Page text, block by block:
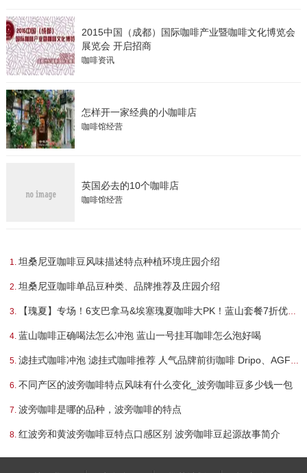
2015中国（成都）国际咖啡产业暨咖啡文化博览会
展览会 开启招商
咖啡资讯
怎样开一家经典的小咖啡店
咖啡馆经营
英国必去的10个咖啡店
咖啡馆经营
坦桑尼亚咖啡豆风味描述特点种植环境庄园介绍
坦桑尼亚咖啡单品豆种类、品牌推荐及庄园介绍
【瑰夏】专场！6支巴拿马&埃塞瑰夏咖啡大PK！蓝山套餐7折优惠！
蓝山咖啡正确喝法怎么冲泡 蓝山一号挂耳咖啡怎么泡好喝
滤挂式咖啡冲泡 滤挂式咖啡推荐 人气品牌前街咖啡 Dripo、AGF Blend...
不同产区的波旁咖啡特点风味有什么变化_波旁咖啡豆多少钱一包
波旁咖啡是哪的品种，波旁咖啡的特点
红波旁和黄波旁咖啡豆特点口感区别 波旁咖啡豆起源故事简介